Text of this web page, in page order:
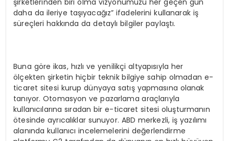
şirketlerinden biri olma vizyonumuzu her geçen gün
daha da ileriye taşıyacağız” ifadelerini kullanarak iş
süreçleri hakkında da detaylı bilgiler paylaştı.
Buna göre ikas, hızlı ve yenilikçi altyapısıyla her
ölçekten şirketin hiçbir teknik bilgiye sahip olmadan e-
ticaret sitesi kurup dünyaya satış yapmasına olanak
tanıyor. Otomasyon ve pazarlama araçlarıyla
kullanıcılarına sıradan bir e-ticaret sitesi oluşturmanın
ötesinde ayrıcalıklar sunuyor. ABD merkezli, iş yazılımı
alanında kullanıcı incelemelerini değerlendirme